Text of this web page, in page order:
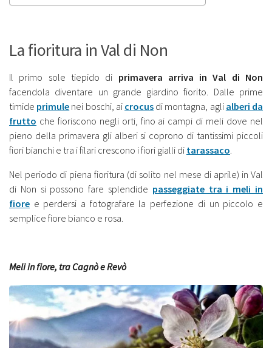
La fioritura in Val di Non
Il primo sole tiepido di primavera arriva in Val di Non
facendola diventare un grande giardino fiorito. Dalle prime
timide primule nei boschi, ai crocus di montagna, agli alberi da
frutto che fioriscono negli orti, fino ai campi di meli dove nel
pieno della primavera gli alberi si coprono di tantissimi piccoli
fiori bianchi e tra i filari crescono i fiori gialli di tarassaco.
Nel periodo di piena fioritura (di solito nel mese di aprile) in Val
di Non si possono fare splendide passeggiate tra i meli in
fiore e perdersi a fotografare la perfezione di un piccolo e
semplice fiore bianco e rosa.
Meli in fiore, tra Cagnò e Revò